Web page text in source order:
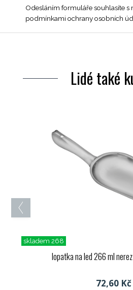
Odesláním formuláře souhlasíte s
podmínkami ochrany osobních
Lidé také
skladem 268
lopatka na led 266 ml
72,60 Kč